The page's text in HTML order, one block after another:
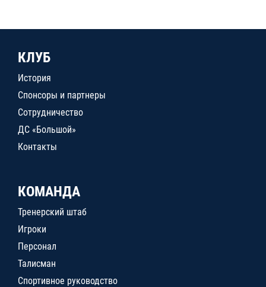
КЛУБ
История
Спонсоры и партнеры
Сотрудничество
ДС «Большой»
Контакты
КОМАНДА
Тренерский штаб
Игроки
Персонал
Талисман
Спортивное руководство